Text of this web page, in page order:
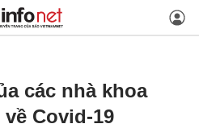
các nhà khoa
Covid-19